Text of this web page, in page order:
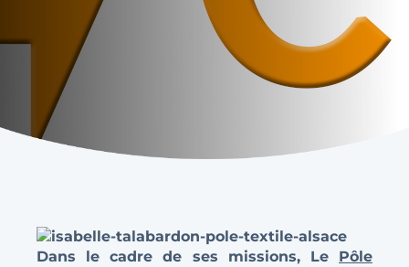
Dans le cadre de ses missions, Le Pôle